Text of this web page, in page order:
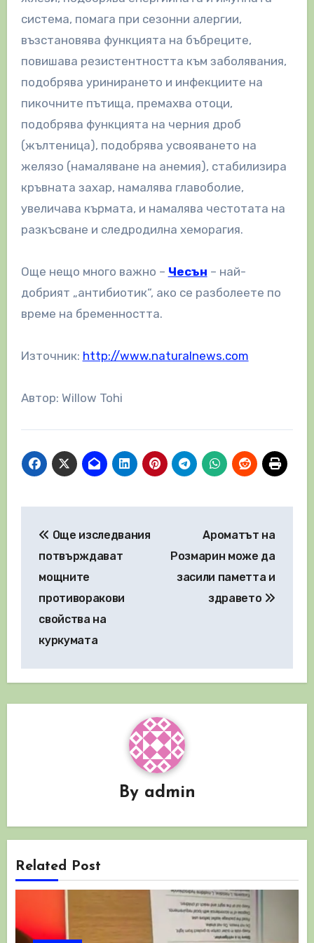
система, помага при сезонни алергии,
възстановява функцията на бъбреците,
повишава резистентността към заболявания,
подобрява уринирането и инфекциите на
пикочните пътища, премахва отоци,
подобрява функцията на черния дроб
(жълтеница), подобрява усвояването на
желязо (намаляване на анемия), стабилизира
кръвната захар, намалява главоболие,
увеличава кърмата, и намалява честотата на
разкъсване и следродилна хеморагия.
Още нещо много важно – Чесън – най-
добрият „антибиотик“, ако се разболеете по
време на бременността.
Източник: http://www.naturalnews.com
Автор: Willow Tohi
Още изследвания
потвърждават
мощните
противоракови
свойства на
куркумата
Ароматът на
Розмарин може да
засили паметта и
здравето
By admin
Related Post